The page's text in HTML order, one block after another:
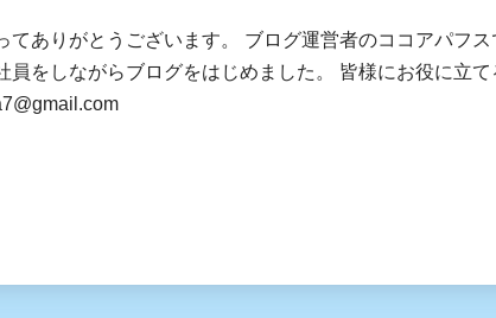
ありがとうございます。 ブログ運営者のココアパフス
じめました。 皆様にお役に立てるよう